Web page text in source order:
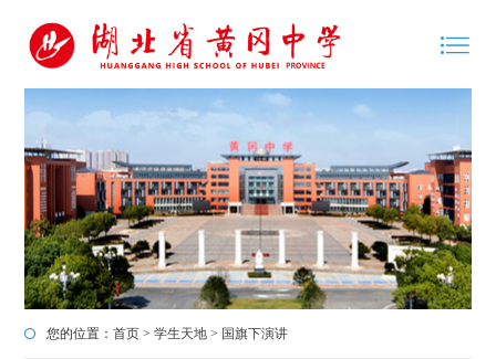
您的位置：首页 >学生天地 > 国旗下演讲